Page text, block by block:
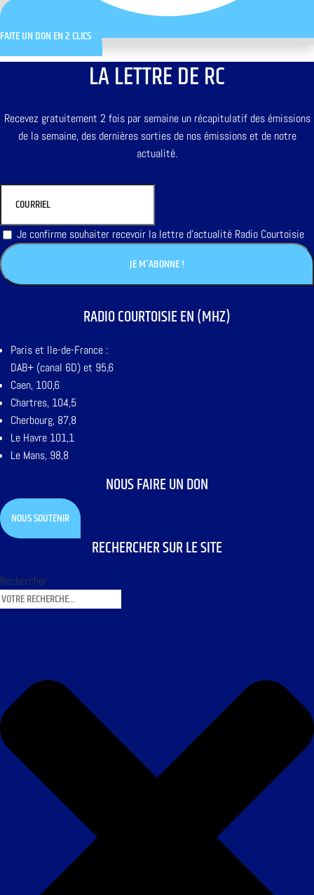
FAITE UN DON EN 2 CLICS
LA LETTRE DE RC
Recevez gratuitement 2 fois par semaine un récapitulatif des émissions
de la semaine, des dernières sorties de nos émissions et de notre
actualité.
Je confirme souhaiter recevoir la lettre d'actualité Radio Courtoisie
RADIO COURTOISIE EN (MHZ)
Paris et Ile-de-France :
DAB+ (canal 6D) et 95,6
Caen, 100,6
Chartres, 104,5
Cherbourg, 87,8
Le Havre 101,1
Le Mans, 98,8
NOUS FAIRE UN DON
NOUS SOUTENIR
RECHERCHER SUR LE SITE
Rechercher